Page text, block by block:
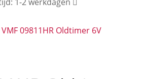
VMF 09811HR Oldtimer 6V